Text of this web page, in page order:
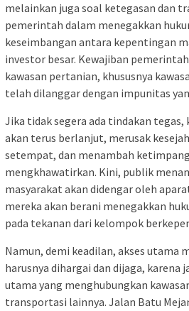
melainkan juga soal ketegasan dan
pemerintah dalam menegakkan
keseimbangan antara kepentingan
investor besar. Kewajiban
kawasan pertanian, khususnya
telah dilanggar dengan impunitas
Jika tidak segera ada tindakan
akan terus berlanjut, merusak
setempat, dan menambah
mengkhawatirkan. Kini, publik
masyarakat akan didengar oleh
mereka akan berani menegakkan
pada tekanan dari kelompok
Namun, demi keadilan, akses utama
harusnya dihargai dan dijaga, karena
utama yang menghubungkan
transportasi lainnya. Jalan Batu